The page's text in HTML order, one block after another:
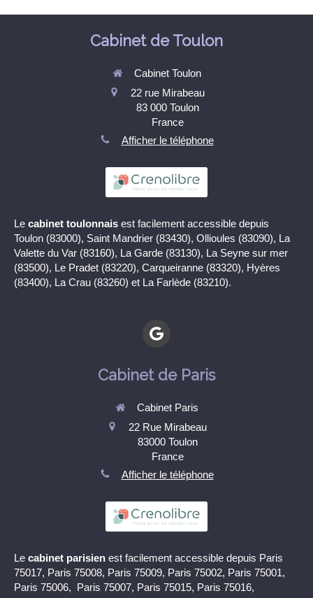
Cabinet de Toulon
Cabinet Toulon
22 rue Mirabeau
83 000 Toulon
France
Afficher le téléphone
Le cabinet toulonnais est facilement accessible depuis
Toulon (83000), Saint Mandrier (83430), Ollioules (83090), La
Valette du Var (83160), La Garde (83130), La Seyne sur mer
(83500), Le Pradet (83220), Carqueiranne (83320), Hyères
(83400), La Crau (83260) et La Farlède (83210).
Cabinet de Paris
Cabinet Paris
22 Rue Mirabeau
83000 Toulon
France
Afficher le téléphone
Le cabinet parisien est facilement accessible depuis Paris
75017, Paris 75008, Paris 75009, Paris 75002, Paris 75001,
Paris 75006, Paris 75007, Paris 75015, Paris 75016,